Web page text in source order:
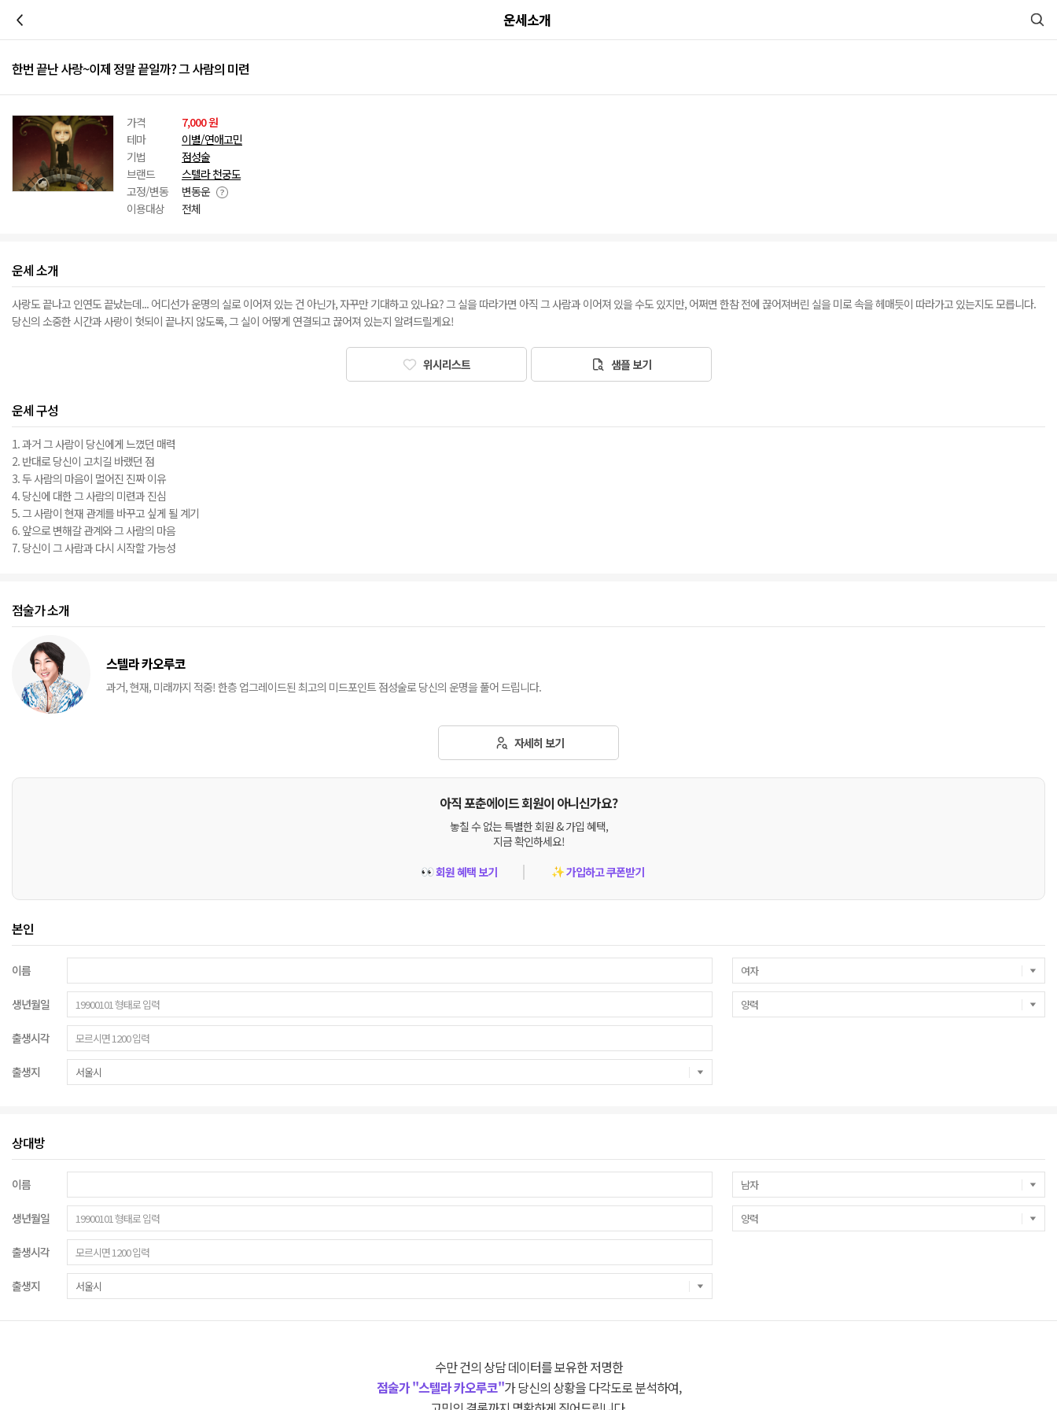
운세소개
한번 끝난 사랑~이제 정말 끝일까? 그 사람의 미련
가격
7,000 원
테마
이별/연애고민
기법
점성술
브랜드
스텔라 천궁도
고정/변동
변동운
이용대상
전체
운세 소개
사랑도 끝나고 인연도 끝났는데... 어디선가 운명의 실로 이어져 있는 건 아닌가, 자꾸만 기대하고 있나요? 그 실을 따라가면 아직 그 사람과 이어져 있을 수도 있지만, 어쩌면 한참 전에 끊어져버린 실을 미로 속을 헤매듯이 따라가고 있는지도 모릅니다.
당신의 소중한 시간과 사랑이 헛되이 끝나지 않도록, 그 실이 어떻게 연결되고 끊어져 있는지 알려드릴게요!
위시리스트 샘플 보기
운세 구성
1. 과거 그 사람이 당신에게 느꼈던 매력
2. 반대로 당신이 고치길 바랬던 점
3. 두 사람의 마음이 멀어진 진짜 이유
4. 당신에 대한 그 사람의 미련과 진심
5. 그 사람이 현재 관계를 바꾸고 싶게 될 계기
6. 앞으로 변해갈 관계와 그 사람의 마음
7. 당신이 그 사람과 다시 시작할 가능성
점술가 소개
스텔라 카오루코
과거, 현재, 미래까지 적중! 한층 업그레이드된 최고의 미드포인트 점성술로 당신의 운명을 풀어 드립니다.
자세히 보기
아직 포춘에이드 회원이 아니신가요?
놓칠 수 없는 특별한 회원 & 가입 혜택,
지금 확인하세요!
👀회원 혜택 보기 ✨가입하고 쿠폰받기
본인
이름
생년월일
출생시각
출생지
상대방
이름
생년월일
출생시각
출생지
수만 건의 상담 데이터를 보유한 저명한
점술가 "스텔라 카오루코"가 당신의 상황을 다각도로 분석하여,